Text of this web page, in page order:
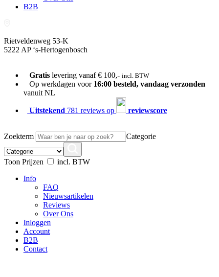
B2B
Rietveldenweg 53-K
5222 AP ‘s-Hertogenbosch
Gratislevering vanaf € 100,- incl. BTW
Op werkdagen voor 16:00 besteld, vandaag verzonden
vanuit NL
Uitstekend 781 reviews op reviewscore
Zoekterm Categorie
Toon Prijzen
incl. BTW
Info
FAQ
Nieuwsartikelen
Reviews
Over Ons
Inloggen
Account
B2B
Contact